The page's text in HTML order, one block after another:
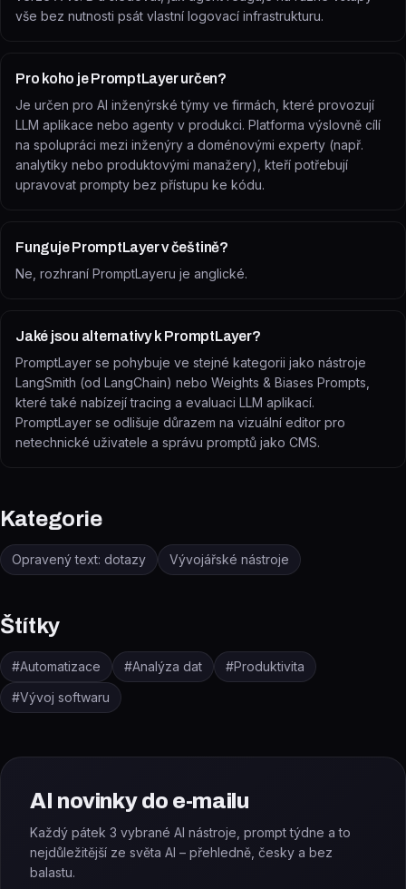
vše bez nutnosti psát vlastní logovací infrastrukturu.
Pro koho je PromptLayer určen?
Je určen pro AI inženýrské týmy ve firmách, které provozují
LLM aplikace nebo agenty v produkci. Platforma výslovně cílí
na spolupráci mezi inženýry a doménovými experty (např.
analytiky nebo produktovými manažery), kteří potřebují
upravovat prompty bez přístupu ke kódu.
Funguje PromptLayer v češtině?
Ne, rozhraní PromptLayeru je anglické.
Jaké jsou alternativy k PromptLayer?
PromptLayer se pohybuje ve stejné kategorii jako nástroje
LangSmith (od LangChain) nebo Weights & Biases Prompts,
které také nabízejí tracing a evaluaci LLM aplikací.
PromptLayer se odlišuje důrazem na vizuální editor pro
netechnické uživatele a správu promptů jako CMS.
Kategorie
Opravený text: dotazy Vývojářské nástroje
Štítky
#Automatizace #Analýza dat #Produktivita
#Vývoj softwaru
AI novinky do e-mailu
Každý pátek 3 vybrané AI nástroje, prompt týdne a to
nejdůležitější ze světa AI – přehledně, česky a bez
balastu.